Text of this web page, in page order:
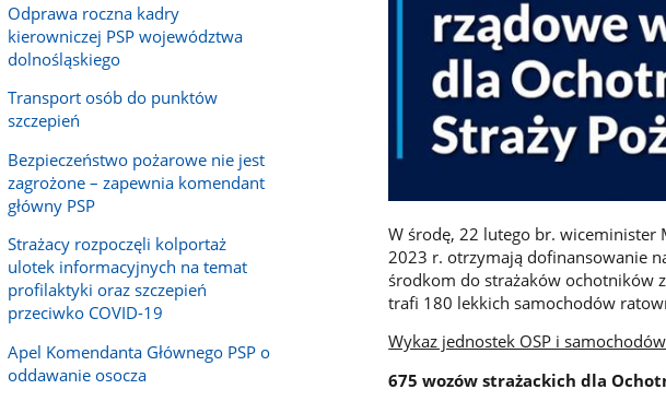
Odprawa roczna kadry
kierowniczej PSP województwa
dolnośląskiego
Transport osób do punktów
szczepień
Bezpieczeństwo pożarowe nie jest
zagrożone – zapewnia komendant
główny PSP
Strażacy rozpoczęli kolportaż
ulotek informacyjnych na temat
profilaktyki oraz szczepień
przeciwko COVID-19
Apel Komendanta Głównego PSP o
oddawanie osocza
W środę, 22 lutego br. wiceminister
2023 r. otrzymają dofinansowanie
środkom do strażaków ochotników
trafi 180 lekkich samochodów
Wykaz jednostek OSP i
675 wozów strażackich dla